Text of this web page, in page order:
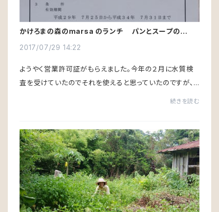
かけろまの森のmarsa のランチ パンとスープのお
2017/07/29 14:22
ようやく営業許可証がもらえました。今年の２月に水質検
査を受けていたのでそれを使えると思っていたのですが、
続きを読む